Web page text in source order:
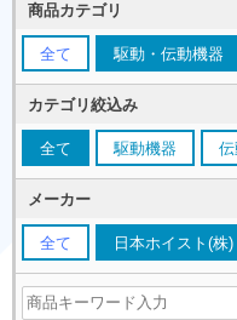
商品カテゴリ
全て 駆動・伝動機器
カテゴリ絞込み
全て 駆動機器
メーカー
全て 日本ホイスト(株)